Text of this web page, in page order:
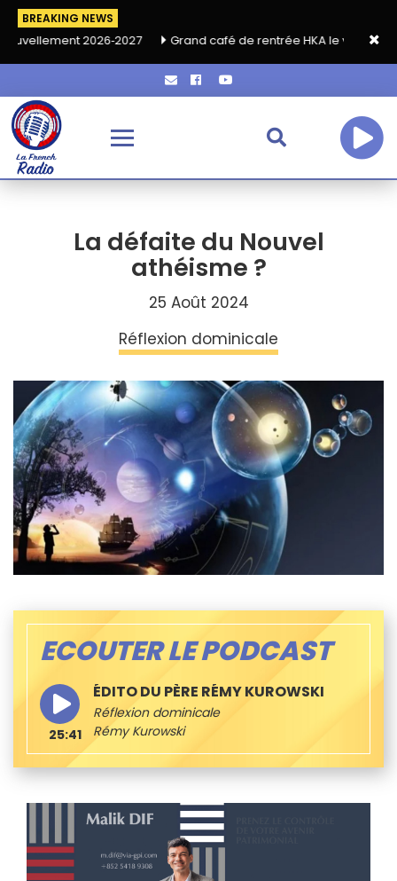
BREAKING NEWS
Grand café de rentrée HKA le vendredi 18 septembre
La défaite du Nouvel
athéisme ?
25 Août 2024
Réflexion dominicale
ECOUTER LE PODCAST
ÉDITO DU PÈRE RÉMY KUROWSKI
Réflexion dominicale
Rémy Kurowski
25:41